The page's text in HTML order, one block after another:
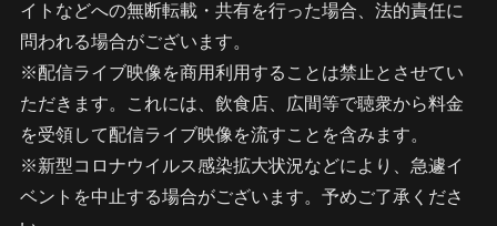
イトなどへの無断転載・共有を行った場合、法的責任に
問われる場合がございます。
※配信ライブ映像を商用利用することは禁止とさせてい
ただきます。これには、飲食店、広間等で聴衆から料金
を受領して配信ライブ映像を流すことを含みます。
※新型コロナウイルス感染拡大状況などにより、急遽イ
ベントを中止する場合がございます。予めご了承くださ